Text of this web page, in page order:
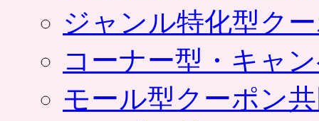
ジャンル特化型ク
コーナー型・キャ
モール型クーポン